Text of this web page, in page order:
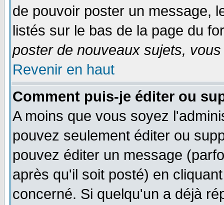
de pouvoir poster un message,
listés sur le bas de la page du
poster de nouveaux sujets,
Revenir en haut
Comment puis-je éditer ou
A moins que vous soyez
pouvez seulement éditer ou
pouvez éditer un message
après qu'il soit posté) en
concerné. Si quelqu'un a déjà